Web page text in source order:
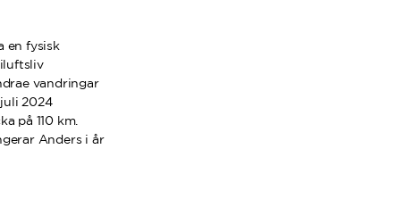
en fysisk
vandringar
2024
på 110 km.
Anders i år